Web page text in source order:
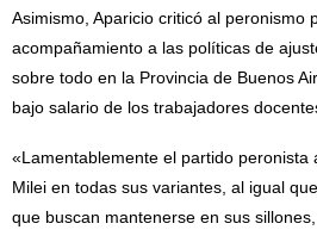
Asimismo, Aparicio criticó al peronismo
acompañamiento a las políticas de
sobre todo en la Provincia de Buenos
bajo salario de los trabajadores
«Lamentablemente el partido peronista
Milei en todas sus variantes, al igual
que buscan mantenerse en sus